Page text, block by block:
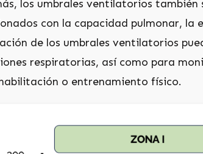
los umbrales ventilatorios también
con la capacidad pulmonar,
de los umbrales ventilatorios
respiratorias, así como para
o entrenamiento físico.